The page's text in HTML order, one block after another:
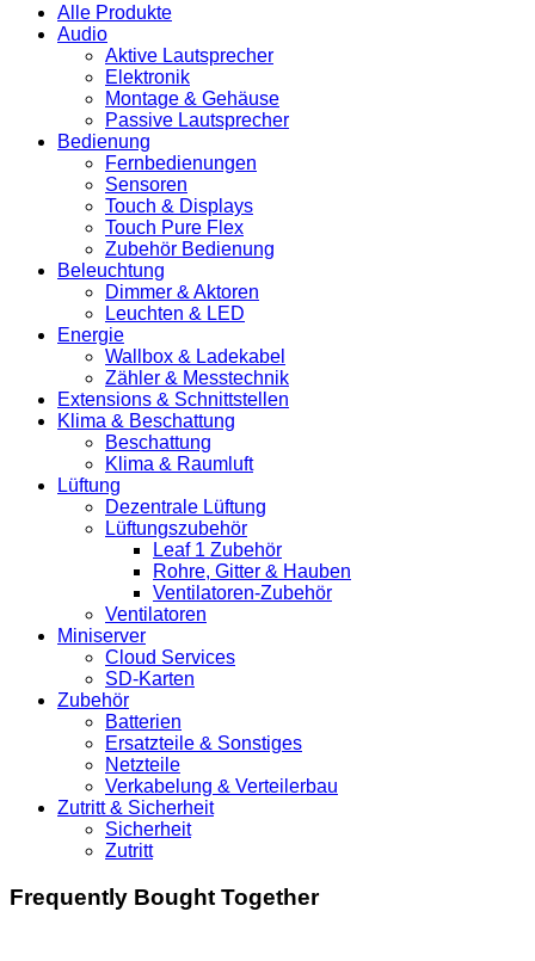
Alle Produkte
Audio
Aktive Lautsprecher
Elektronik
Montage & Gehäuse
Passive Lautsprecher
Bedienung
Fernbedienungen
Sensoren
Touch & Displays
Touch Pure Flex
Zubehör Bedienung
Beleuchtung
Dimmer & Aktoren
Leuchten & LED
Energie
Wallbox & Ladekabel
Zähler & Messtechnik
Extensions & Schnittstellen
Klima & Beschattung
Beschattung
Klima & Raumluft
Lüftung
Dezentrale Lüftung
Lüftungszubehör
Leaf 1 Zubehör
Rohre, Gitter & Hauben
Ventilatoren-Zubehör
Ventilatoren
Miniserver
Cloud Services
SD-Karten
Zubehör
Batterien
Ersatzteile & Sonstiges
Netzteile
Verkabelung & Verteilerbau
Zutritt & Sicherheit
Sicherheit
Zutritt
Frequently Bought Together